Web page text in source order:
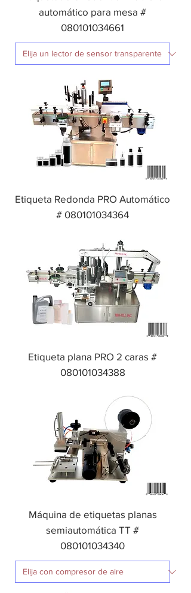
automático para mesa #
080101034661
Etiqueta Redonda PRO Automático
# 080101034364
Etiqueta plana PRO 2 caras #
080101034388
Máquina de etiquetas planas
semiautomática TT #
080101034340